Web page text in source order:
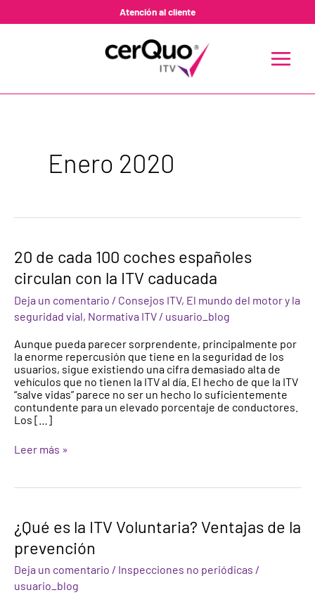
Atención al cliente
MENU
Enero 2020
20 de cada 100 coches españoles
circulan con la ITV caducada
Deja un comentario / Consejos ITV, El mundo del motor y la
seguridad vial, Normativa ITV / usuario_blog
Aunque pueda parecer sorprendente, principalmente por
la enorme repercusión que tiene en la seguridad de los
usuarios, sigue existiendo una cifra demasiado alta de
vehículos que no tienen la ITV al día. El hecho de que la ITV
“salve vidas” parece no ser un hecho lo suficientemente
contundente para un elevado porcentaje de conductores.
Los […]
20
de
cada
coches
españoles
circulan
con
la
ITV
caducada
Leer más »
¿Qué es la ITV Voluntaria? Ventajas de la
prevención
Deja un comentario / Inspecciones no periódicas /
usuario_blog
¿Qué
es
la
ITV
Voluntaria?
Ventajas